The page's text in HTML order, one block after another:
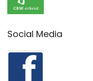
Social Media